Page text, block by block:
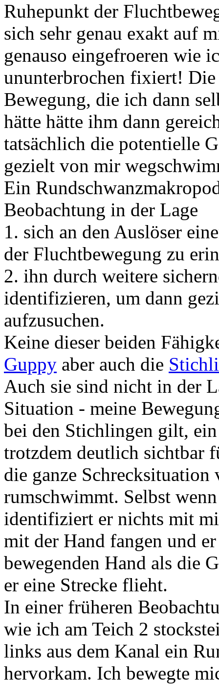
Ruhepunkt der
sich sehr genau exakt auf
genauso eingefroeren wie
ununterbrochen fixiert! Die
Bewegung, die ich dann
hätte hätte ihm dann
tatsächlich die potentielle
gezielt von mir
Ein
Beobachtung in der Lage
1. sich an den Auslöser
der Fluchtbewegung zu
2. ihn durch weitere
identifizieren, um dann
aufzusuchen.
Keine dieser beiden
Guppy aber auch die
Auch sie sind nicht in der
Situation - meine
bei den Stichlingen gilt,
trotzdem deutlich sichtbar
die ganze
rumschwimmt. Selbst
identifiziert er nichts mit
mit der Hand fangen und
bewegenden Hand als die
er eine Strecke flieht.
In einer früheren
wie ich am Teich 2
links aus dem Kanal ein
hervorkam. Ich bewegte